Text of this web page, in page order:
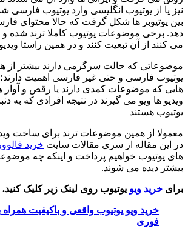
نیز یا از یوتیوب انگلیسی وارد یوتیوب فارسی
بین یوتیوبر ها شکل گرفت که حالا محتوای
دهد. برخی موضوعات یوتیوب کاملا ترند شده
می کنند از آن تبعیت کنند و در همین راستا
موضوعاتی که حالت سرگرمی دارند بیشتر از
یوتیوب فارسی و حتی غیر فارسی اهمیت دارند؛
هایی که موضوعات کمدی دارند یا رقص و آواز
ویدیو ها ویو می گیرند در نتیجه افرادی که به
یوتیوب هستند
معمولا از همین موضوعات ترند برای ساخت
در این مقاله از سری مقالات سایت خرید فالوور
های یوتیوب خواهیم پرداخت و اینکه چه
بیشتر دیده می شوند.
برای خرید ویو یوتیوب روی لینک زیر کلیک کنید.
خرید ویو یوتیوب واقعی و باکیفیت همراه
فوری